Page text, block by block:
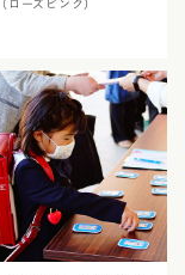
（ローズピンク）